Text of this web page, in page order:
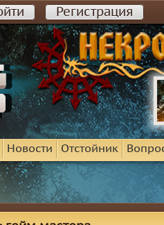
Регистрация
Новости Отстойник